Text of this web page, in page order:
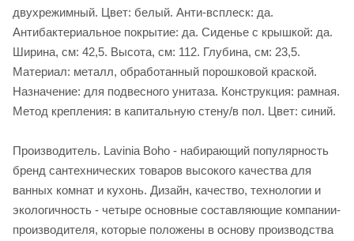
двухрежимный. Цвет: белый. Анти-всплеск: да.
Антибактериальное покрытие: да. Сиденье c крышкой: да.
Ширина, см: 42,5. Высота, см: 112. Глубина, см: 23,5.
Материал: металл, обработанный порошковой краской.
Назначение: для подвесного унитаза. Конструкция: рамная.
Метод крепления: в капитальную стену/в пол. Цвет: синий.
Производитель. Lavinia Boho - набирающий популярность
бренд сантехнических товаров высокого качества для
ванных комнат и кухонь. Дизайн, качество, технологии и
экологичность - четыре основные составляющие компании-
производителя, которые положены в основу производства